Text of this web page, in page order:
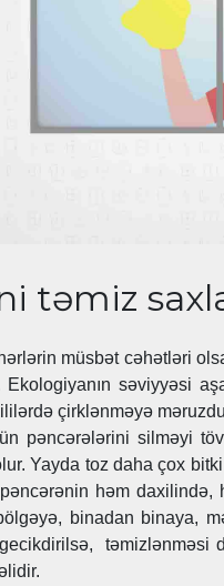
təmiz
müsbət cəhətləri
Ekologiyanın səviyyəsi
çirklənməyə
pəncərələrini silməyi
Yayda toz daha çox
həm
binadan binaya,
təmizlənməsi